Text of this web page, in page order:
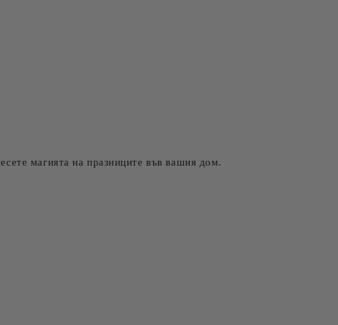
магията на празниците във вашия дом.